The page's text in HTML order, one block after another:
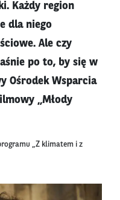
Każdy region
dla niego
Ale czy
po to, by się w
Ośrodek Wsparcia
„Młody
„Z klimatem i z